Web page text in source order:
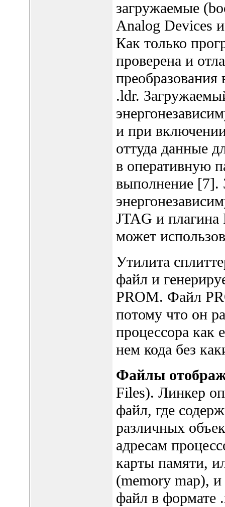
загружаемые
Analog Devices
Как только
проверена и
.ldr.
и при
оттуда данные
в оперативную
выполнение [7].
JTAG и плагина
может
Утилита
файл и
PROM. Файл
потому что он
процессора как
нем кода без
Файлы
Files). Линкер
файл, где
различных
адресам
карты памяти,
(memory map), и
файл в формате